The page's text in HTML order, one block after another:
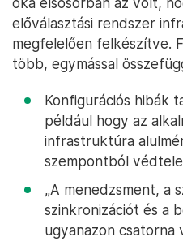
előválasztási rendszer
megfelelően felkészítve.
több, egymással
Konfigurációs hibák
például hogy az
infrastruktúra
szempontból
„A menedzsment, a
szinkronizációt és a
ugyanazon